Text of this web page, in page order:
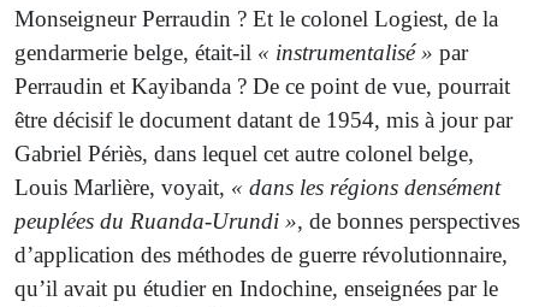
Monseigneur Perraudin ? Et le colonel Logiest, de la
gendarmerie belge, était-il « instrumentalisé » par
Perraudin et Kayibanda ? De ce point de vue, pourrait
être décisif le document datant de 1954, mis à jour par
Gabriel Périès, dans lequel cet autre colonel belge,
Louis Marlière, voyait, « dans les régions densément
peuplées du Ruanda-Urundi », de bonnes perspectives
d’application des méthodes de guerre révolutionnaire,
qu’il avait pu étudier en Indochine, enseignées par le